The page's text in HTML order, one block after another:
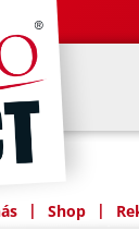
| Shop |